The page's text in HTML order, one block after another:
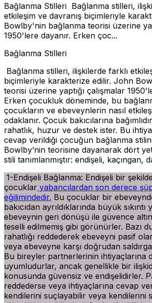
Bağlanma Stilleri Bağlanma stilleri,
etkileşim ve davranış biçimleriyle
Bowlby'nin bağlanma teorisi üzerine
1950'lere dayanır. Erken çoc...
Bağlanma Stilleri
Bağlanma stilleri, ilişkilerde farklı
biçimleriyle karakterize edilir. John
teorisi üzerine yaptığı çalışmalar
Erken çocukluk döneminde, bu
çocukların ve ebeveynlerin nasıl
odaklanır. Çocuk bakıcılarına
rahatlık, huzur ve destek ister. Bu
cevap verildiği çocuğun bağlanma
Bowlby’nin teorisine dayanarak dört
stili tanımlanmıştır: endişeli, kaçıngan,
1-Endişeli Bağlanma: Endişeli bir
çocuklar yabancılardan son derece
eğilimindedir. Bu çocuklar bir
bakıcıdan ayrıldıklarında büyük
ebeveynin geri dönüşü ile güvence
teselli edilmemiş gibi görünürler. Bazı
rahatlığı reddederek ebeveyni pasif
veya ebeveyne karşı doğrudan
Bu bireyler partnerlerinin ihtiyaçlarına
uyumludurlar, ancak genellikle bir
konusunda güvensiz ve endişelidirler.
reddederse veya ihtiyaçlarına cevap
kendilerini suçlayabilir veya kendilerini